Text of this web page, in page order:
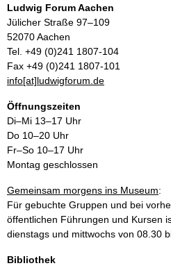
Ludwig Forum Aachen
Jülicher Straße 97–109
52070 Aachen
Tel. +49 (0)241 1807-104
Fax +49 (0)241 1807-101
info[at]ludwigforum.de
Öffnungszeiten
Di–Mi 13–17 Uhr
Do 10–20 Uhr
Fr–So 10–17 Uhr
Montag geschlossen
Gemeinsam morgens ins Museum:
Für gebuchte Gruppen und bei
öffentlichen Führungen und Kursen
dienstags und mittwochs von 08.30
Bibliothek